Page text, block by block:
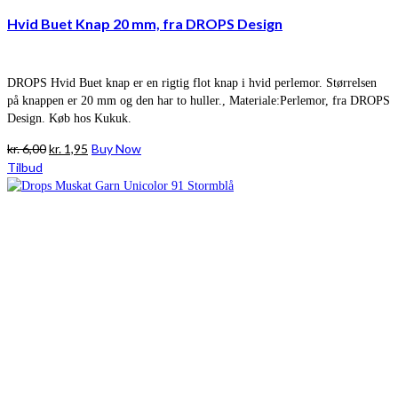
Hvid Buet Knap 20 mm, fra DROPS Design
DROPS Hvid Buet knap er en rigtig flot knap i hvid perlemor. Størrelsen
på knappen er 20 mm og den har to huller., Materiale:Perlemor, fra DROPS
Design. Køb hos Kukuk.
kr.6,00Den
pris
kr. 1,95 Den
pris
Buy Now
Tilbud